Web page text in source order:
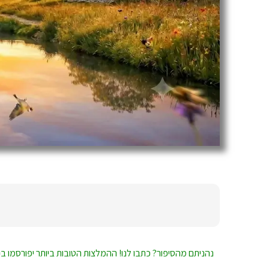
נהניתם מהסיפור? כתבו לנו! ההמלצות הטובות ביותר יפורסמו